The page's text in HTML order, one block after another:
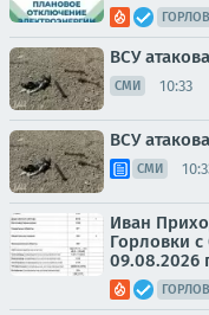
ВСУ
СМИ 10:33
ВСУ
СМИ
Иван
Горловки
09.08.2026